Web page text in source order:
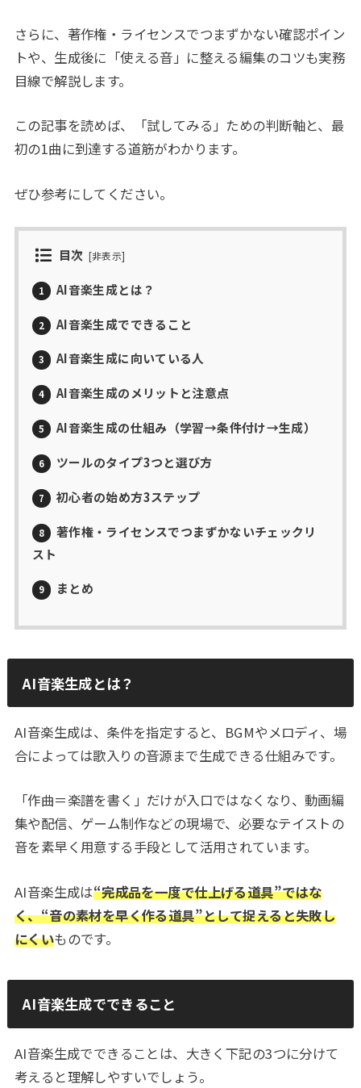
さらに、著作権・ライセンスでつまずかない確認ポイン
トや、生成後に「使える音」に整える編集のコツも実務
目線で解説します。
この記事を読めば、「試してみる」ための判断軸と、最
初の1曲に到達する道筋がわかります。
ぜひ参考にしてください。
目次 [非表示]
1 AI音楽生成とは？
2 AI音楽生成でできること
3 AI音楽生成に向いている人
4 AI音楽生成のメリットと注意点
5 AI音楽生成の仕組み（学習→条件付け→生成）
6 ツールのタイプ3つと選び方
7 初心者の始め方3ステップ
8
著作権・ライセンスでつまずかないチェックリ
スト
9 まとめ
AI音楽生成とは？
AI音楽生成は、条件を指定すると、BGMやメロディ、場
合によっては歌入りの音源まで生成できる仕組みです。
「作曲＝楽譜を書く」だけが入口ではなくなり、動画編
集や配信、ゲーム制作などの現場で、必要なテイストの
音を素早く用意する手段として活用されています。
AI音楽生成は“完成品を一度で仕上げる道具”ではな
く、“音の素材を早く作る道具”として捉えると失敗し
にくいものです。
AI音楽生成でできること
AI音楽生成でできることは、大きく下記の3つに分けて
考えると理解しやすいでしょう。